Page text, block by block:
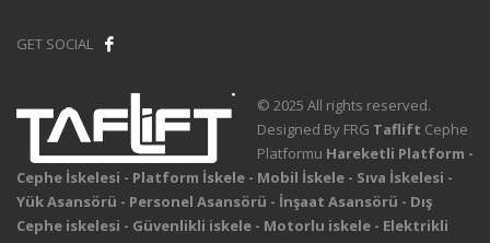
GET SOCIAL
© 2025 All rights reserved.
Designed By FRG Taflift Cephe
Platformu Hareketli Platform -
Cephe İskelesi - Platform İskele - Mobil İskele - Sıva İskelesi -
Yük Asansörü - Personel Asansörü - İnşaat Asansörü - Dış
Cephe iskelesi - Güvenlikli iskele - Motorlu iskele - Elektrikli